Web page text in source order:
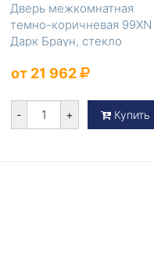
Дверь межкомнатная
темно-коричневая 99XN
Дарк Браун, стекло
от 21 962
- + Купить